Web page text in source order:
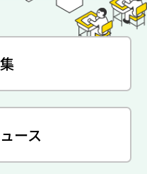
ース